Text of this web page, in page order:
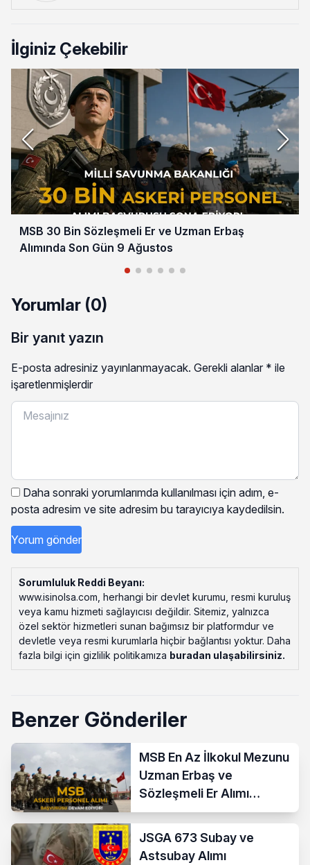
İlginiz Çekebilir
MSB 30 Bin Sözleşmeli Er ve Uzman Erbaş
Alımında Son Gün 9 Ağustos
Yorumlar (0)
Bir yanıt yazın
E-posta adresiniz yayınlanmayacak. Gerekli alanlar * ile
işaretlenmişlerdir
Daha sonraki yorumlarımda kullanılması için adım, e-
posta adresim ve site adresim bu tarayıcıya kaydedilsin.
Sorumluluk Reddi Beyanı:
www.isinolsa.com, herhangi bir devlet kurumu, resmi kuruluş
veya kamu hizmeti sağlayıcısı değildir. Sitemiz, yalnızca
özel sektör hizmetleri sunan bağımsız bir platformdur ve
devletle veya resmi kurumlarla hiçbir bağlantısı yoktur. Daha
fazla bilgi için gizlilik politikamıza buradan ulaşabilirsiniz.
Benzer Gönderiler
MSB En Az İlkokul Mezunu
Uzman Erbaş ve
Sözleşmeli Er Alımı
Devam Ediyor
JSGA 673 Subay ve
Astsubay Alımı